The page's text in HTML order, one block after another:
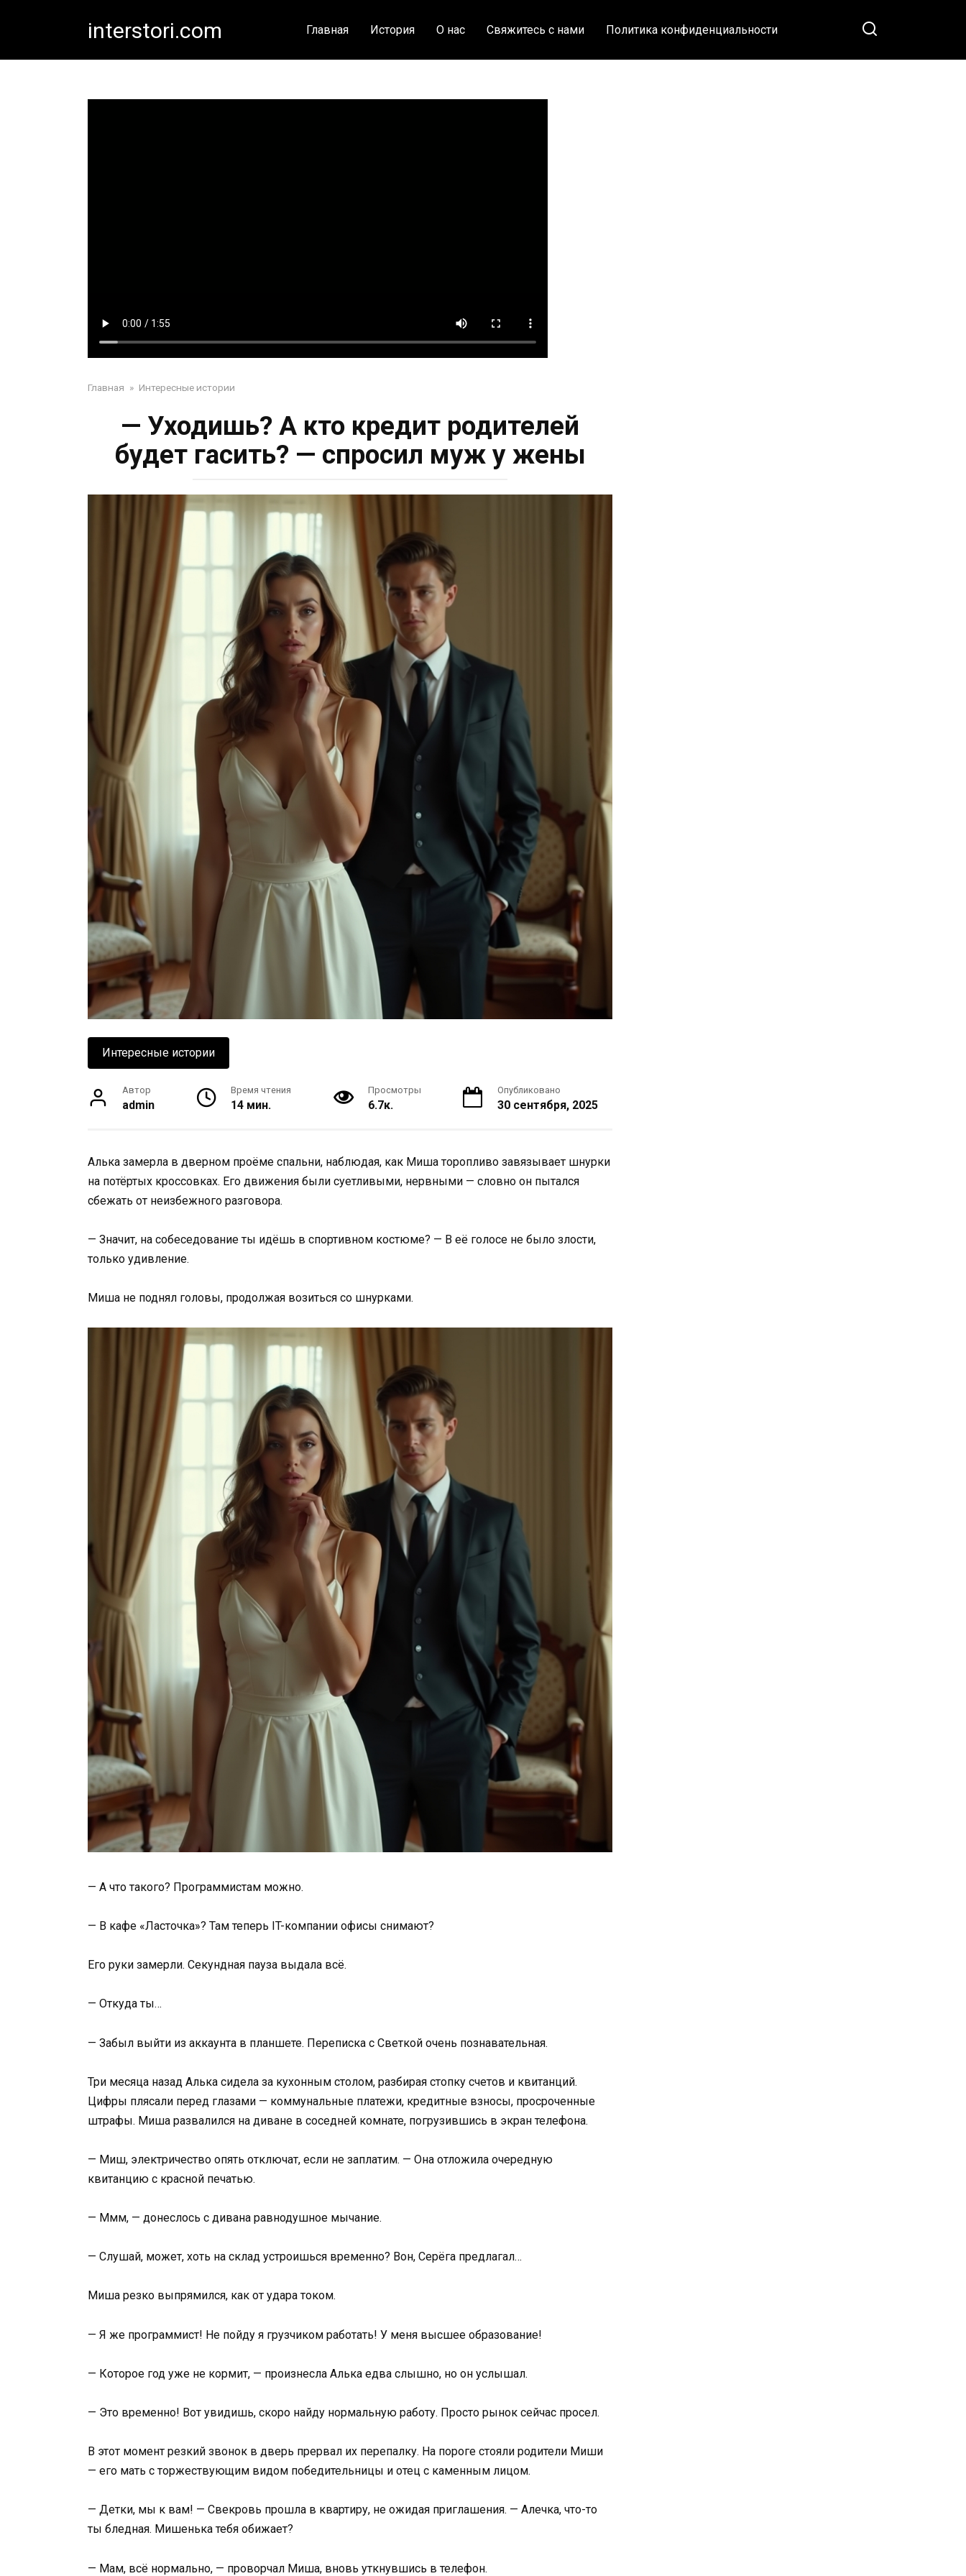
interstori.com Главная История О нас Свяжитесь с нами Политика конфиденциальности
Главная » Интересные истории
— Уходишь? А кто кредит родителей
будет гасить? — спросил муж у жены
Интересные истории
Автор
admin
Время чтения
14 мин.
Просмотры
6.7к.
Опубликовано
30 сентября, 2025
Алька замерла в дверном проёме спальни, наблюдая, как Миша торопливо завязывает шнурки
на потёртых кроссовках. Его движения были суетливыми, нервными — словно он пытался
сбежать от неизбежного разговора.
— Значит, на собеседование ты идёшь в спортивном костюме? — В её голосе не было злости,
только удивление.
Миша не поднял головы, продолжая возиться со шнурками.
— А что такого? Программистам можно.
— В кафе «Ласточка»? Там теперь IT-компании офисы снимают?
Его руки замерли. Секундная пауза выдала всё.
— Откуда ты…
— Забыл выйти из аккаунта в планшете. Переписка с Светкой очень познавательная.
Три месяца назад Алька сидела за кухонным столом, разбирая стопку счетов и квитанций.
Цифры плясали перед глазами — коммунальные платежи, кредитные взносы, просроченные
штрафы. Миша развалился на диване в соседней комнате, погрузившись в экран телефона.
— Миш, электричество опять отключат, если не заплатим. — Она отложила очередную
квитанцию с красной печатью.
— Ммм, — донеслось с дивана равнодушное мычание.
— Слушай, может, хоть на склад устроишься временно? Вон, Серёга предлагал…
Миша резко выпрямился, как от удара током.
— Я же программист! Не пойду я грузчиком работать! У меня высшее образование!
— Которое год уже не кормит, — произнесла Алька едва слышно, но он услышал.
— Это временно! Вот увидишь, скоро найду нормальную работу. Просто рынок сейчас просел.
В этот момент резкий звонок в дверь прервал их перепалку. На пороге стояли родители Миши
— его мать с торжествующим видом победительницы и отец с каменным лицом.
— Детки, мы к вам! — Свекровь прошла в квартиру, не ожидая приглашения. — Алечка, что-то
ты бледная. Мишенька тебя обижает?
— Мам, всё нормально, — проворчал Миша, вновь уткнувшись в телефон.